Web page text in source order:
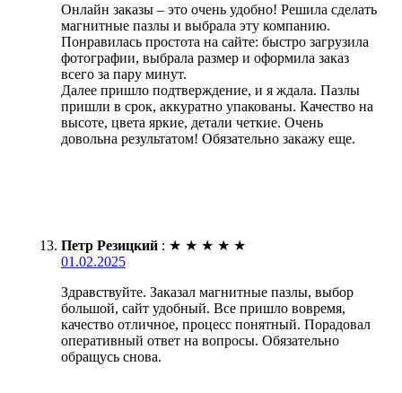
Онлайн заказы – это очень удобно! Решила сделать
магнитные пазлы и выбрала эту компанию.
Понравилась простота на сайте: быстро загрузила
фотографии, выбрала размер и оформила заказ
всего за пару минут.
Далее пришло подтверждение, и я ждала. Пазлы
пришли в срок, аккуратно упакованы. Качество на
высоте, цвета яркие, детали четкие. Очень
довольна результатом! Обязательно закажу еще.
Петр Резицкий : ★ ★ ★ ★ ★
01.02.2025
Здравствуйте. Заказал магнитные пазлы, выбор
большой, сайт удобный. Все пришло вовремя,
качество отличное, процесс понятный. Порадовал
оперативный ответ на вопросы. Обязательно
обращусь снова.